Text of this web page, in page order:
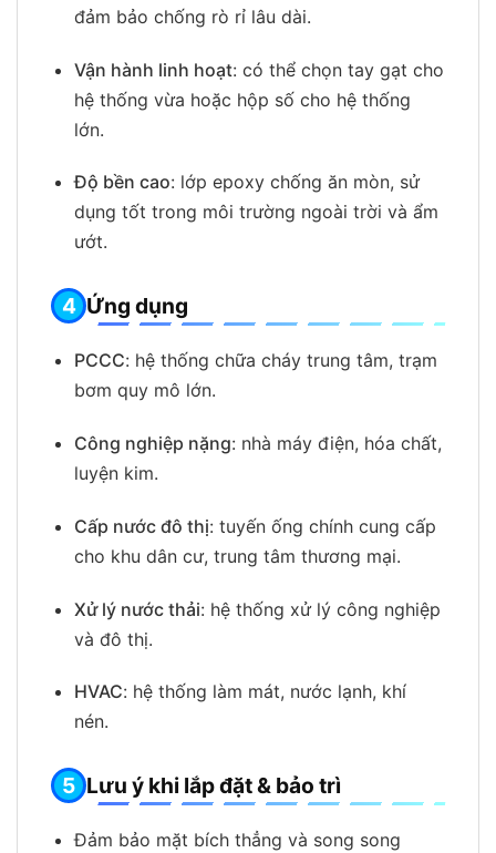
đảm bảo chống rò rỉ lâu dài.
Vận hành linh hoạt: có thể chọn tay gạt cho
hệ thống vừa hoặc hộp số cho hệ thống
lớn.
Độ bền cao: lớp epoxy chống ăn mòn, sử
dụng tốt trong môi trường ngoài trời và ẩm
ướt.
Ứng dụng
PCCC: hệ thống chữa cháy trung tâm, trạm
bơm quy mô lớn.
Công nghiệp nặng: nhà máy điện, hóa chất,
luyện kim.
Cấp nước đô thị: tuyến ống chính cung cấp
cho khu dân cư, trung tâm thương mại.
Xử lý nước thải: hệ thống xử lý công nghiệp
và đô thị.
HVAC: hệ thống làm mát, nước lạnh, khí
nén.
Lưu ý khi lắp đặt & bảo trì
Đảm bảo mặt bích thẳng và song song